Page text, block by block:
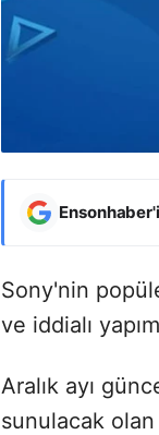
Ensonhaber'i
Sony'nin
ve iddialı
Aralık ayı
sunulacak